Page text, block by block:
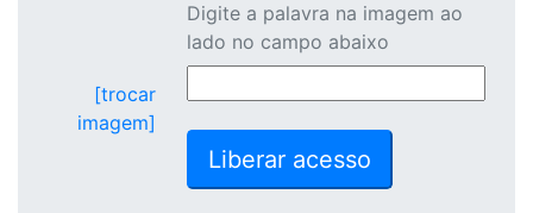
[trocar
imagem]
Digite a palavra na imagem ao
lado no campo abaixo